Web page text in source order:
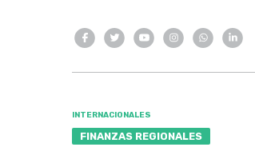
INTERNACIONALES
FINANZAS REGIONALES